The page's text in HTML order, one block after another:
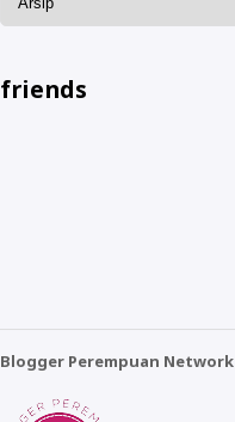
friends
Blogger Perempuan Network